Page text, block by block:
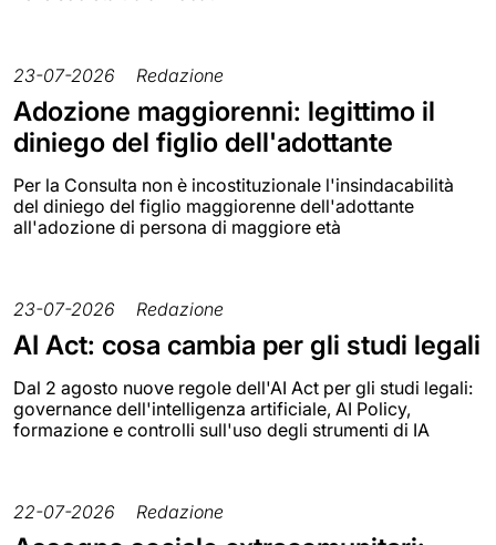
23-07-2026 Redazione
Adozione maggiorenni: legittimo il
diniego del figlio dell'adottante
Per la Consulta non è incostituzionale l'insindacabilità
del diniego del figlio maggiorenne dell'adottante
all'adozione di persona di maggiore età
23-07-2026 Redazione
AI Act: cosa cambia per gli studi legali
Dal 2 agosto nuove regole dell'AI Act per gli studi legali:
governance dell'intelligenza artificiale, AI Policy,
formazione e controlli sull'uso degli strumenti di IA
22-07-2026 Redazione